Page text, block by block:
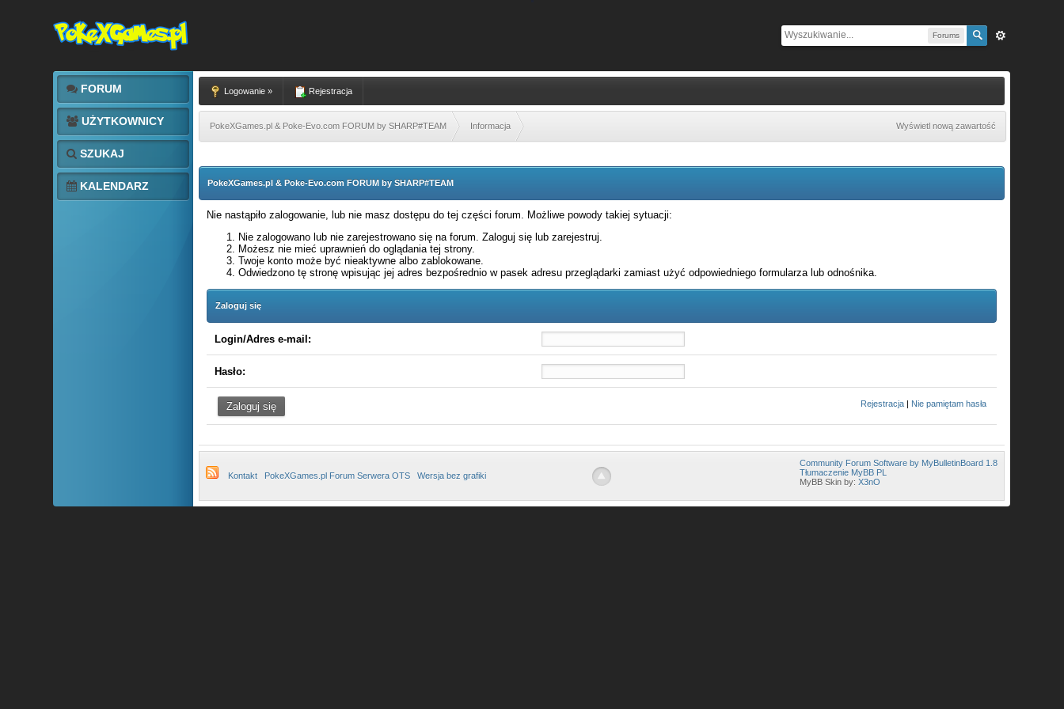
Forums
FORUM
UŻYTKOWNICY
SZUKAJ
KALENDARZ
Logowanie » Rejestracja
PokeXGames.pl & Poke-Evo.com FORUM by SHARP#TEAM Informacja Wyświetl nową zawartość
PokeXGames.pl & Poke-Evo.com FORUM by SHARP#TEAM
Nie nastąpiło zalogowanie, lub nie masz dostępu do tej części forum. Możliwe powody takiej sytuacji:
Nie zalogowano lub nie zarejestrowano się na forum. Zaloguj się lub zarejestruj.
Możesz nie mieć uprawnień do oglądania tej strony.
Twoje konto może być nieaktywne albo zablokowane.
Odwiedzono tę stronę wpisując jej adres bezpośrednio w pasek adresu przeglądarki zamiast użyć odpowiedniego formularza lub odnośnika.
Zaloguj się
Login/Adres e-mail:
Hasło:
Rejestracja | Nie pamiętam hasła
Kontakt PokeXGames.pl Forum Serwera OTS Wersja bez grafiki
Community Forum Software by MyBulletinBoard 1.8
Tłumaczenie MyBB PL
MyBB Skin by:X3nO